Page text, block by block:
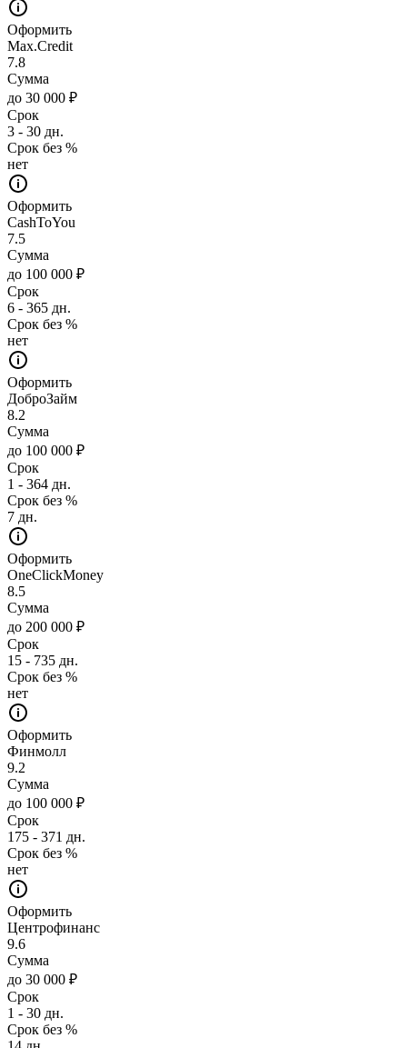
Оформить
Max.Credit
7.8
Сумма
до 30 000 ₽
Срок
3 - 30 дн.
Срок без %
нет
Оформить
CashToYou
7.5
Сумма
до 100 000 ₽
Срок
6 - 365 дн.
Срок без %
нет
Оформить
ДоброЗайм
8.2
Сумма
до 100 000 ₽
Срок
1 - 364 дн.
Срок без %
7 дн.
Оформить
OneClickMoney
8.5
Сумма
до 200 000 ₽
Срок
15 - 735 дн.
Срок без %
нет
Оформить
Финмолл
9.2
Сумма
до 100 000 ₽
Срок
175 - 371 дн.
Срок без %
нет
Оформить
Центрофинанс
9.6
Сумма
до 30 000 ₽
Срок
1 - 30 дн.
Срок без %